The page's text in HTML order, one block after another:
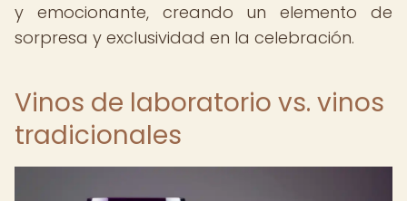
y emocionante, creando un elemento de
sorpresa y exclusividad en la celebración.
Vinos de laboratorio vs. vinos
tradicionales